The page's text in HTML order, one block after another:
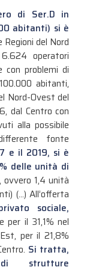
di Ser.D in
abitanti) si è
del Nord
operatori
con problemi di
abitanti,
Nord-Ovest del
dal Centro con
alla possibile
fonte
e il 2019, si è
delle unità di
, ovvero 1,4 unità
(…) All’offerta
sociale,
per il 31,1% nel
per il 21,8%
Si tratta,
di strutture